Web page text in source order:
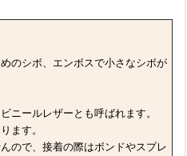
のシボ、エンボスで小さなシボが
ニールレザーとも呼ばれます。
ます。
ので、接着の際はボンドやスプレ